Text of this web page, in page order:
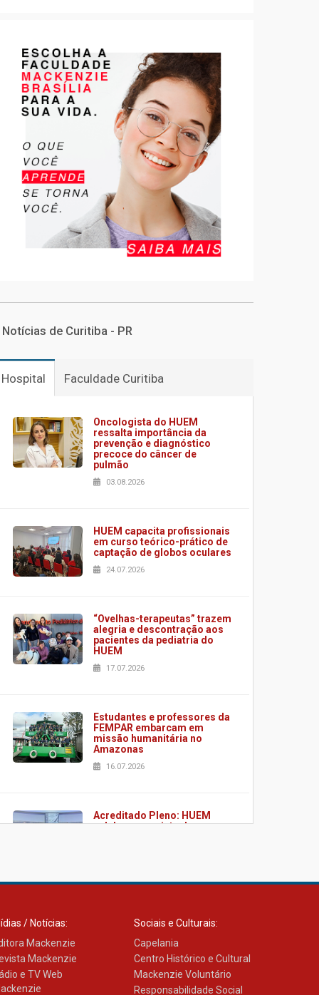
Notícias de Curitiba - PR
Hospital Faculdade Curitiba
Oncologista do HUEM
ressalta importância da
prevenção e diagnóstico
precoce do câncer de
pulmão
03.08.2026
HUEM capacita profissionais
em curso teórico-prático de
captação de globos oculares
24.07.2026
“Ovelhas-terapeutas” trazem
alegria e descontração aos
pacientes da pediatria do
HUEM
17.07.2026
Estudantes e professores da
FEMPAR embarcam em
missão humanitária no
Amazonas
16.07.2026
Acreditado Pleno: HUEM
celebra conquista de
sistema de UTI's inteligentes
06.07.2026
Banco de Multitecidos do
/ Notícias:
Mackenzie
Mackenzie
e TV Web
Sociais e Culturais:
Capelania
Centro Histórico e Cultural
Mackenzie Voluntário
Responsabilidade Social